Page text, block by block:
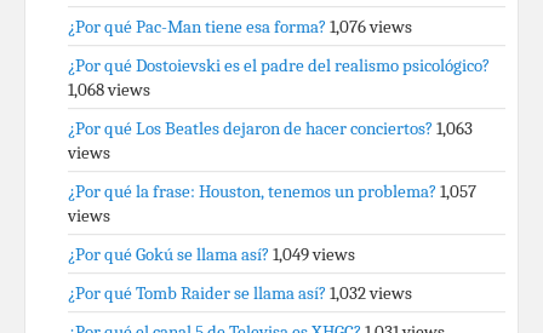
¿Por qué Pac-Man tiene esa forma? 1,076 views
¿Por qué Dostoievski es el padre del realismo psicológico?
1,068 views
¿Por qué Los Beatles dejaron de hacer conciertos? 1,063
views
¿Por qué la frase: Houston, tenemos un problema? 1,057
views
¿Por qué Gokú se llama así? 1,049 views
¿Por qué Tomb Raider se llama así? 1,032 views